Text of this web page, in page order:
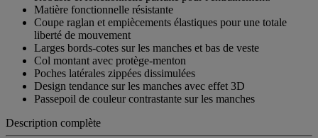
Matière fonctionnelle résistante
Coupe raglan et empiècements élastiques pour une totale
liberté de mouvement
Larges bords-cotes sur les manches et bas de veste
Col montant avec protège-menton
Poches latérales zippées dissimulées
Design tendance sur les manches avec effet 3D
Passepoil de couleur contrastante sur les manches
Description complète